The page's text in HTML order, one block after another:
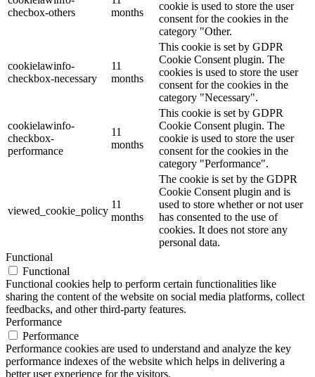
checbox-others
months
cookie is used to store the user
consent for the cookies in the
category "Other.
cookielawinfo-
checkbox-necessary
11
months
This cookie is set by GDPR
Cookie Consent plugin. The
cookies is used to store the user
consent for the cookies in the
category "Necessary".
cookielawinfo-
checkbox-
performance
11
months
This cookie is set by GDPR
Cookie Consent plugin. The
cookie is used to store the user
consent for the cookies in the
category "Performance".
viewed_cookie_policy
11
months
The cookie is set by the GDPR
Cookie Consent plugin and is
used to store whether or not user
has consented to the use of
cookies. It does not store any
personal data.
Functional
Functional
Functional cookies help to perform certain functionalities like
sharing the content of the website on social media platforms, collect
feedbacks, and other third-party features.
Performance
Performance
Performance cookies are used to understand and analyze the key
performance indexes of the website which helps in delivering a
better user experience for the visitors.